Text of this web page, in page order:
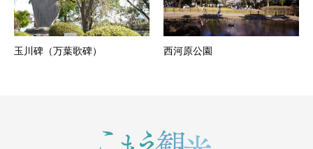
玉川碑（万葉歌碑） 西河原公園